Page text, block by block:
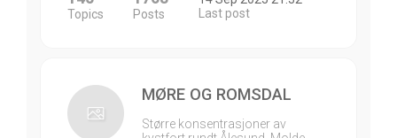
Topics Posts
Last post
MØRE OG ROMSDAL
Større konsentrasjoner av